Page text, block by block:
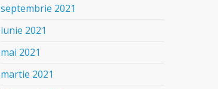
septembrie 2021
iunie 2021
mai 2021
martie 2021